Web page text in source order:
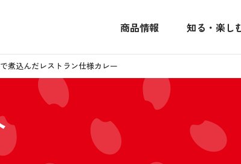
商品情報 知る・楽し
煮込んだレストラン仕様カレー